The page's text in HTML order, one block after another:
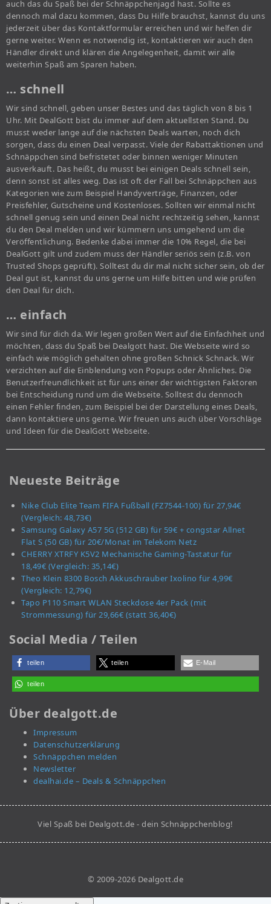
auch das du Spaß bei der Schnäppchenjagd hast. Sollte es
dennoch mal dazu kommen, dass Du Hilfe brauchst, kannst du uns
jederzeit über das Kontaktformular erreichen und wir helfen dir
gerne weiter. Wenn es notwendig ist, kontaktieren wir auch den
Händler direkt und klären die Angelegenheit, damit wir alle
weiterhin Spaß am Sparen haben.
… schnell
Wir sind schnell, geben unser Bestes und das täglich von 8 bis 1
Uhr. Mit DealGott bist du immer auf dem aktuellsten Stand. Du
musst weder lange auf die nächsten Deals warten, noch dich
sorgen, dass du einen Deal verpasst. Viele der Rabattaktionen und
Schnäppchen sind befristetet oder binnen weniger Minuten
ausverkauft. Das heißt, du musst bei einigen Deals schnell sein,
denn sonst ist alles weg. Das ist oft der Fall bei Schnäppchen aus
Kategorien wie zum Beispiel Handyverträge, Finanzen, oder
Preisfehler, Gutscheine und Kostenloses. Sollten wir einmal nicht
schnell genug sein und einen Deal nicht rechtzeitig sehen, kannst
du den Deal melden und wir kümmern uns umgehend um die
Veröffentlichung. Bedenke dabei immer die 10% Regel, die bei
DealGott gilt und zudem muss der Händler seriös sein (z.B. von
Trusted Shops geprüft). Solltest du dir mal nicht sicher sein, ob der
Deal gut ist, kannst du uns gerne um Hilfe bitten und wie prüfen
den Deal für dich.
… einfach
Wir sind für dich da. Wir legen großen Wert auf die Einfachheit und
möchten, dass du Spaß bei Dealgott hast. Die Webseite wird so
einfach wie möglich gehalten ohne großen Schnick Schnack. Wir
verzichten auf die Einblendung von Popups oder Ähnliches. Die
Benutzerfreundlichkeit ist für uns einer der wichtigsten Faktoren
bei Entscheidung rund um die Webseite. Solltest du dennoch
einen Fehler finden, zum Beispiel bei der Darstellung eines Deals,
dann kontaktiere uns gerne. Wir freuen uns auch über Vorschläge
und Ideen für die DealGott Webseite.
Neueste Beiträge
Nike Club Elite Team FIFA Fußball (FZ7544-100) für 27,94€
(Vergleich: 48,73€)
Samsung Galaxy A57 5G (512 GB) für 59€ + congstar Allnet
Flat S (50 GB) für 20€/Monat im Telekom Netz
CHERRY XTRFY K5V2 Mechanische Gaming-Tastatur für
18,49€ (Vergleich: 35,14€)
Theo Klein 8300 Bosch Akkuschrauber Ixolino für 4,99€
(Vergleich: 12,79€)
Tapo P110 Smart WLAN Steckdose 4er Pack (mit
Strommessung) für 29,66€ (statt 36,40€)
Social Media / Teilen
teilen teilen E-Mail
teilen
Über dealgott.de
Impressum
Datenschutzerklärung
Schnäppchen melden
Newsletter
dealhai.de – Deals & Schnäppchen
Viel Spaß bei Dealgott.de - dein Schnäppchenblog!
© 2009-2026 Dealgott.de